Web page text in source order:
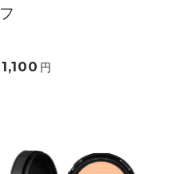
フ
1,100 円